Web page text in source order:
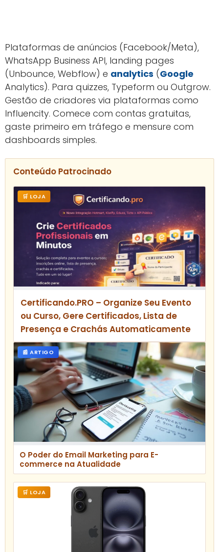
Plataformas de anúncios (Facebook/Meta),
WhatsApp Business API, landing pages
(Unbounce, Webflow) e analytics (Google
Analytics). Para quizzes, Typeform ou Outgrow.
Gestão de criadores via plataformas como
Influencity. Comece com contas gratuitas,
gaste primeiro em tráfego e mensure com
dashboards simples.
Conteúdo Patrocinado
🛒 LOJA
Certificando.PRO – Organize Seu Evento
ou Curso, Gere Certificados, Lista de
Presença e Crachás Automaticamente
📰 ARTIGO
O Poder do Email Marketing para E-
commerce na Atualidade
🛒 LOJA